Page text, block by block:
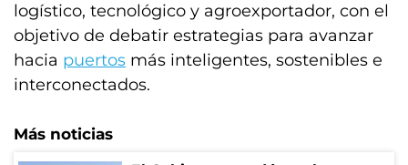
logístico, tecnológico y agroexportador, con el
objetivo de debatir estrategias para avanzar
hacia puertos más inteligentes, sostenibles e
interconectados.
Más noticias